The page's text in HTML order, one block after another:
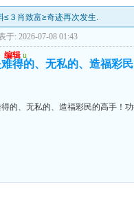
≤３肖致富≥奇迹再次发生.
于: 2026-07-08 01:43
编辑 u
得的、无私的、造福彩
的、无私的、造福彩民的高手！功